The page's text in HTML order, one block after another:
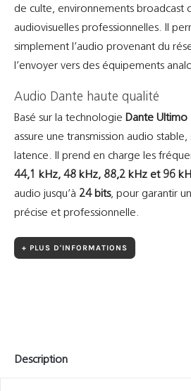
de culte, environnements broadcast
audiovisuelles professionnelles. Il
simplement l’audio provenant du
l’envoyer vers des équipements
Audio Dante haute qualité
Basé sur la technologie Dante
assure une transmission audio
latence. Il prend en charge les
44,1 kHz, 48 kHz, 88,2 kHz et 96
audio jusqu’à 24 bits, pour garantir
précise et professionnelle.
+ PLUS D'INFORMATIONS
Description